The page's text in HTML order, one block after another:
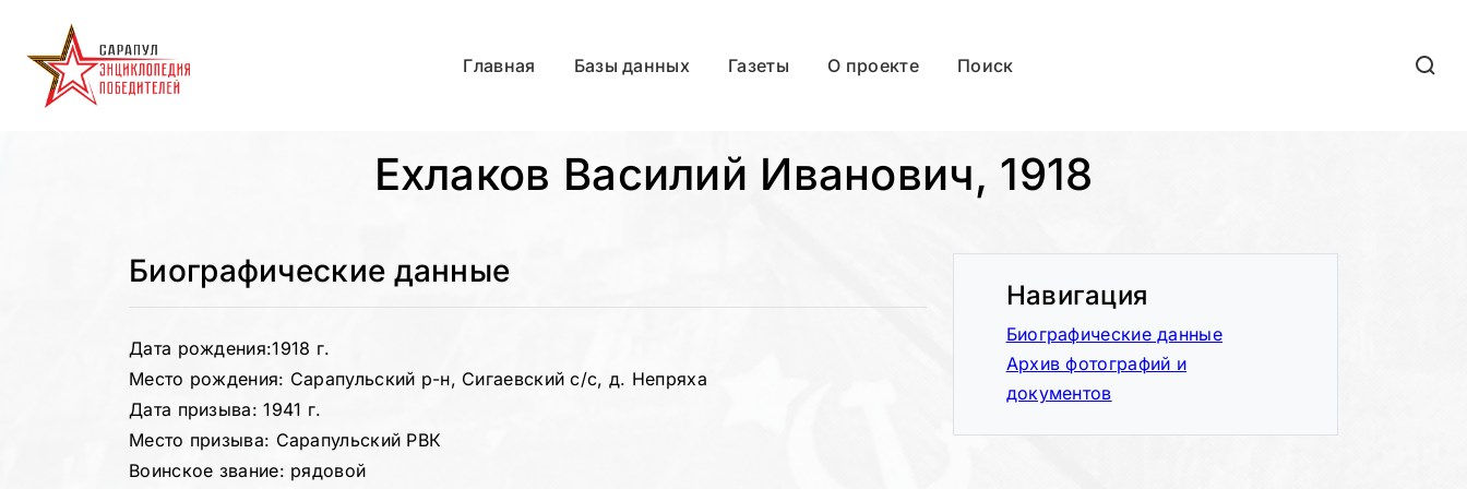
Главная Базы данных Газеты О проекте Поиск
Ехлаков Василий Иванович, 1918
Биографические данные
Дата рождения:1918 г.
Место рождения: Сарапульский р-н, Сигаевский с/с, д. Непряха
Дата призыва: 1941 г.
Место призыва: Сарапульский РВК
Воинское звание: рядовой
Навигация
Биографические данные
Архив фотографий и
документов